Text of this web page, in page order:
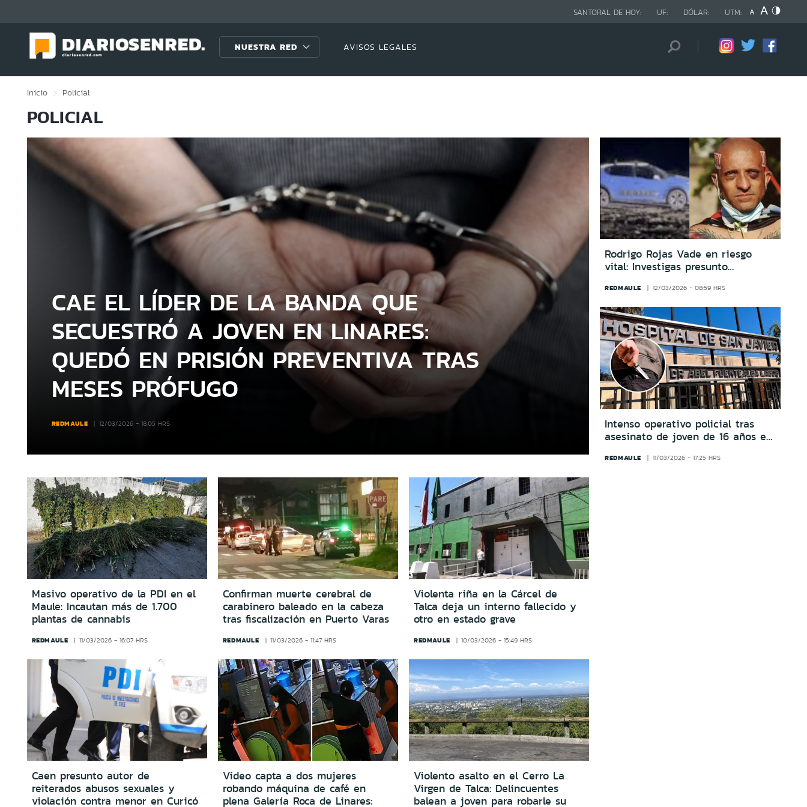
SANTORAL DE HOY: UF: DÓLAR: UTM:
NUESTRA RED AVISOS LEGALES
Inicio Policial
POLICIAL
CAE EL LÍDER DE LA BANDA QUE
SECUESTRÓ A JOVEN EN LINARES:
QUEDÓ EN PRISIÓN PREVENTIVA TRAS
MESES PRÓFUGO
REDMAULE 12/03/2026 - 18:05 HRS
Rodrigo Rojas Vade en riesgo
vital: Investigas presunto
consignas políticas en Melipilla
REDMAULE 12/03/2026 - 08:59 HRS
Intenso operativo policial tras
asesinato de joven de 16 años en
REDMAULE 11/03/2026 - 17:25 HRS
Masivo operativo de la PDI en el
Maule: Incautan más de 1.700
plantas de cannabis
REDMAULE 11/03/2026 - 16:07 HRS
Confirman muerte cerebral de
carabinero baleado en la cabeza
tras fiscalización en Puerto Varas
REDMAULE 11/03/2026 - 11:47 HRS
Violenta riña en la Cárcel de
Talca deja un interno fallecido y
otro en estado grave
REDMAULE 10/03/2026 - 15:49 HRS
Caen presunto autor de
reiterados abusos sexuales y
violación contra menor en Curicó
Video capta a dos mujeres
robando máquina de café en
plena Galería Roca de Linares:
Violento asalto en el Cerro La
Virgen de Talca: Delincuentes
balean a joven para robarle su